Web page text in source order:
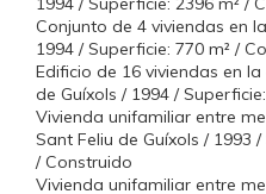
Conjunto de 4 viviendas en
1994 / Superficie: 770 m² /
Edificio de 16 viviendas en
de Guíxols / 1994 /
Vivienda unifamiliar entre
Sant Feliu de Guíxols / 1993
/ Construido
Vivienda unifamiliar entre